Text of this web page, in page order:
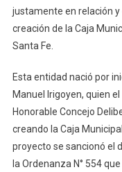
justamente en relación
creación de la Caja
Santa Fe.
Esta entidad nació por
Manuel Irigoyen, quien
Honorable Concejo
creando la Caja
proyecto se sancionó el
la Ordenanza N° 554